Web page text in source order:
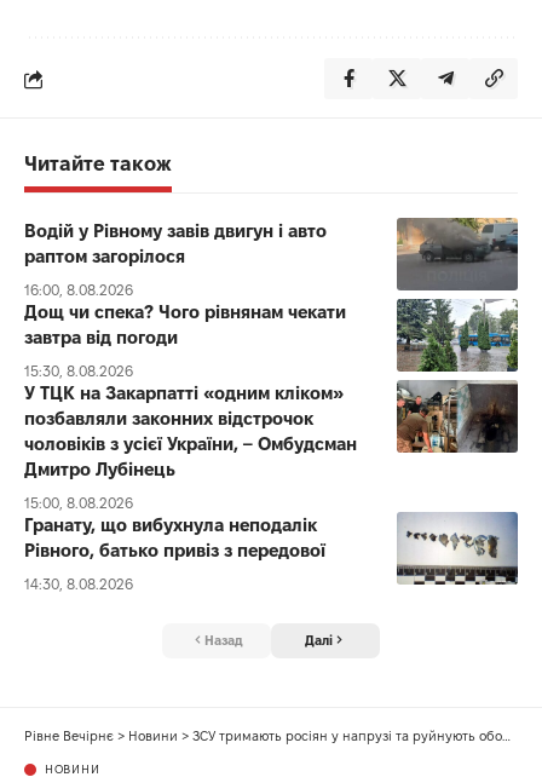
Читайте також
Водій у Рівному завів двигун і авто
раптом загорілося
16:00, 8.08.2026
Дощ чи спека? Чого рівнянам чекати
завтра від погоди
15:30, 8.08.2026
У ТЦК на Закарпатті «одним кліком»
позбавляли законних відстрочок
чоловіків з усієї України, – Омбудсман
Дмитро Лубінець
15:00, 8.08.2026
Гранату, що вибухнула неподалік
Рівного, батько привіз з передової
14:30, 8.08.2026
Назад Далі
Рівне Вечірнє > Новини > ЗСУ тримають росіян у напрузі та руйнують оборонні лінії – генерал Петреус
НОВИНИ